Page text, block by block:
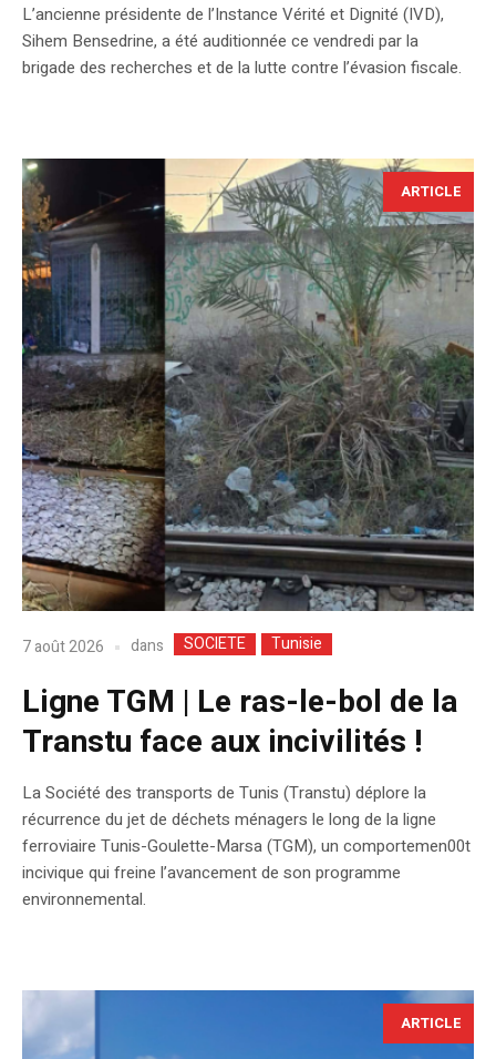
L’ancienne présidente de l’Instance Vérité et Dignité (IVD),
Sihem Bensedrine, a été auditionnée ce vendredi par la
brigade des recherches et de la lutte contre l’évasion fiscale.
ARTICLE
7 août 2026 dans SOCIETE Tunisie
Ligne TGM | Le ras-le-bol de la
Transtu face aux incivilités !
La Société des transports de Tunis (Transtu) déplore la
récurrence du jet de déchets ménagers le long de la ligne
ferroviaire Tunis-Goulette-Marsa (TGM), un comportemen00t
incivique qui freine l’avancement de son programme
environnemental.
ARTICLE